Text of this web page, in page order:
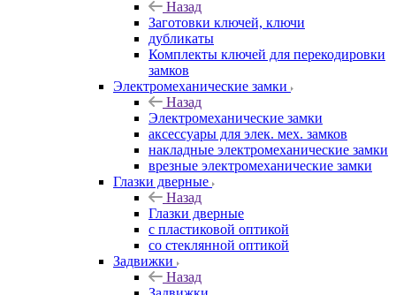
Назад
Заготовки ключей, ключи
дубликаты
Комплекты ключей для перекодировки
замков
Электромеханические замки
Назад
Электромеханические замки
аксессуары для элек. мех. замков
накладные электромеханические замки
врезные электромеханические замки
Глазки дверные
Назад
Глазки дверные
с пластиковой оптикой
со стеклянной оптикой
Задвижки
Назад